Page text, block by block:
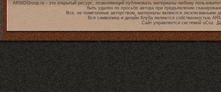
ARMDGroup.ru - это открытый ресурс, позволяющий публиковать материалы любому
быть удален по просьбе автора при предъявлении
Все, не помеченные авторством, материалы являются эксклюзивными
Вся символика и дизайн Клуба являются собственностью
Сайт управляется системой uCoz.